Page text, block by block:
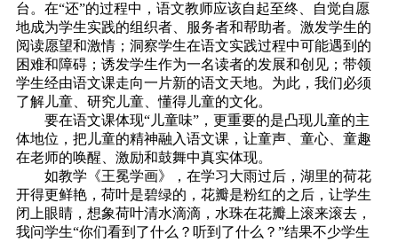
台。在“还”的过程中，语文教师应该自起至终、自觉自愿
地成为学生实践的组织者、服务者和帮助者。激发学生的
阅读愿望和激情；洞察学生在语文实践过程中可能遇到的
困难和障碍；诱发学生作为一名读者的发展和创见；带领
学生经由语文课走向一片新的语文天地。为此，我们必须
了解儿童、研究儿童、懂得儿童的文化。
要在语文课体现“儿童味”，更重要的是凸现儿童的主
体地位，把儿童的精神融入语文课，让童声、童心、童趣
在老师的唤醒、激励和鼓舞中真实体现。
如教学《王冕学画》，在学习大雨过后，湖里的荷花
开得更鲜艳，荷叶是碧绿的，花瓣是粉红的之后，让学生
闭上眼睛，想象荷叶清水滴滴，水珠在花瓣上滚来滚去，
我问学生“你们看到了什么？听到了什么？”结果不少学生